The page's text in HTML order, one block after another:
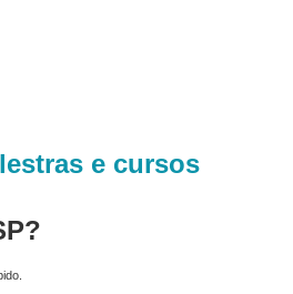
e cursos